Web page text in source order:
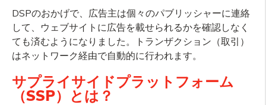
DSPのおかげで、広告主は個々のパブリッシャーに連絡
して、ウェブサイトに広告を載せられるかを確認しなく
ても済むようになりました。トランザクション（取引）
はネットワーク経由で自動的に行われます。
サプライサイドプラットフォーム
（SSP）とは？